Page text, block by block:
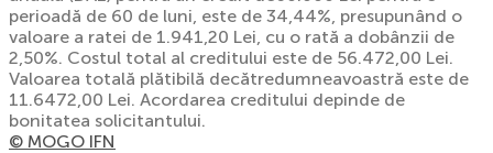
perioadă de 60 de luni, este de 34,44%, presupunând o
valoare a ratei de 1.941,20 Lei, cu o rată a dobânzii de
2,50%. Costul total al creditului este de 56.472,00 Lei.
Valoarea totală plătibilă decătredumneavoastră este de
11.6472,00 Lei. Acordarea creditului depinde de
bonitatea solicitantului.
© MOGO IFN